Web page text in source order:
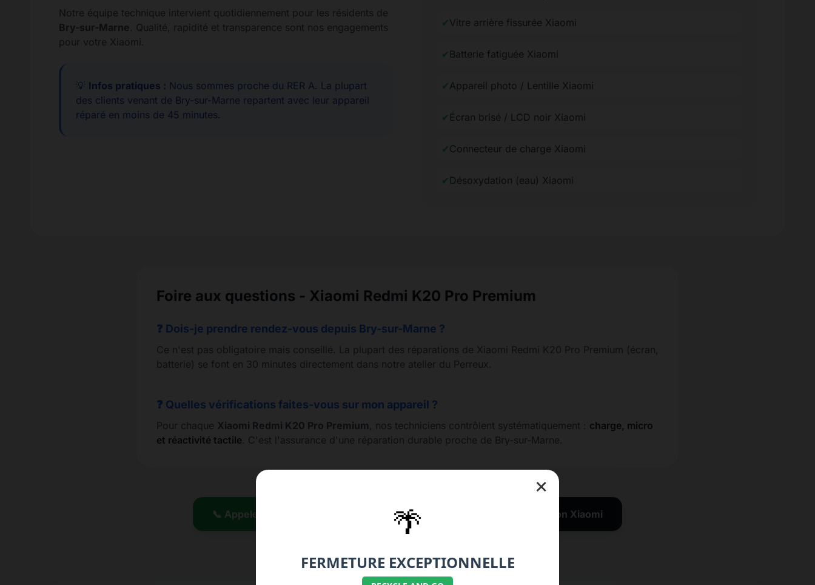
Notre équipe technique intervient quotidiennement pour les résidents de
Bry-sur-Marne. Qualité, rapidité et transparence sont nos engagements
pour votre Xiaomi.
💡 Infos pratiques : Nous sommes proche du RER A. La plupart
des clients venant de Bry-sur-Marne repartent avec leur appareil
réparé en moins de 45 minutes.
✔Vitre arrière fissurée Xiaomi
✔ Batterie fatiguée Xiaomi
✔Appareil photo / Lentille Xiaomi
✔ Écran brisé / LCD noir Xiaomi
✔Connecteur de charge Xiaomi
✔ Désoxydation (eau) Xiaomi
Foire aux questions - Xiaomi Redmi K20 Pro Premium
❓ Dois-je prendre rendez-vous depuis Bry-sur-Marne ?
Ce n'est pas obligatoire mais conseillé. La plupart des réparations de Xiaomi Redmi K20 Pro Premium (écran,
batterie) se font en 30 minutes directement dans notre atelier du Perreux.
❓ Quelles vérifications faites-vous sur mon appareil ?
Pour chaque Xiaomi Redmi K20 Pro Premium , nos techniciens contrôlent systématiquement : charge, micro
et réactivité tactile. C'est l'assurance d'une réparation durable proche de Bry-sur-Marne.
📞 Appeler le 01.77.99.07.92 / 06.11.62.15.63 💰 Nos tarifs réparation Xiaomi
×
🌴
FERMETURE EXCEPTIONNELLE